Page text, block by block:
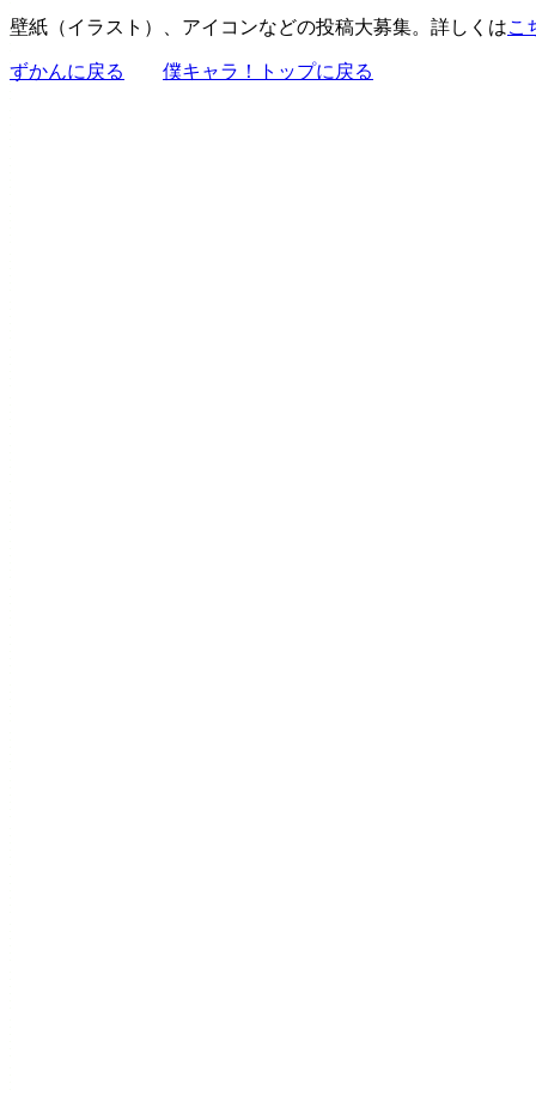
壁紙（イラスト）、アイコンなどの投稿大募集。詳しくはこ
ずかんに戻る 僕キャラ！トップに戻る